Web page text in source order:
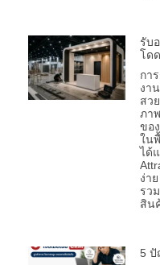
รับ
โด
กา
งา
สว
ภา
ขอ
ใน
ได้
ง่า
รว
สิน
5 ปั